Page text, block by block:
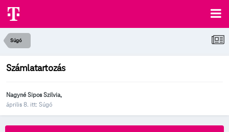
Súgó
Számlatartozás
Nagyné Sipos Szilvia,
április 8. itt: Súgó